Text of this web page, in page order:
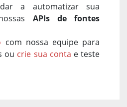
a automatizar sua
APIs de fontes
com nossa equipe para
ou crie sua conta e teste